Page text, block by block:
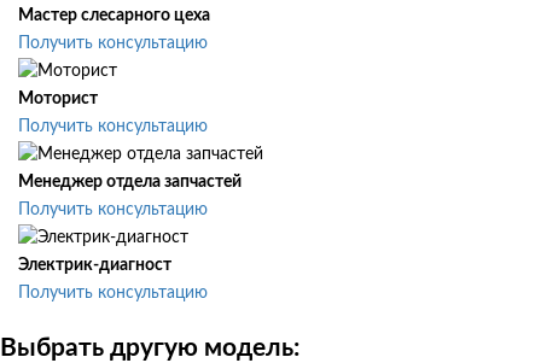
Мастер слесарного цеха
Получить консультацию
Моторист
Получить консультацию
Менеджер отдела запчастей
Получить консультацию
Электрик-диагност
Получить консультацию
Выбрать другую модель: